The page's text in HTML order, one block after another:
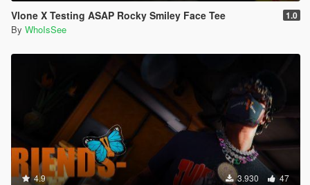
Vlone X Testing ASAP Rocky Smiley Face Tee 1.0
By WhoIsSee
4.9 3.930 47